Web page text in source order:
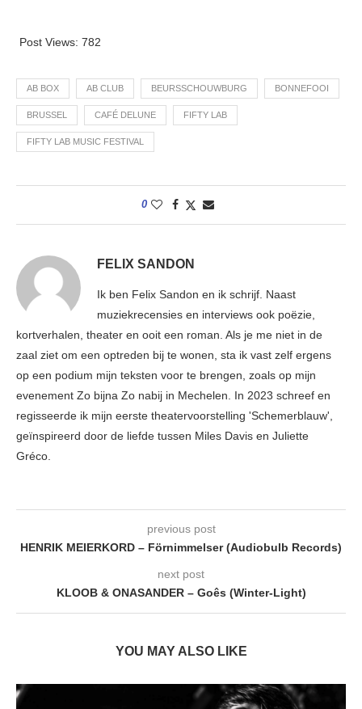
Post Views: 782
AB BOX AB CLUB BEURSSCHOUWBURG BONNEFOOI
BRUSSEL CAFÉ DELUNE FIFTY LAB
FIFTY LAB MUSIC FESTIVAL
0
FELIX SANDON
Ik ben Felix Sandon en ik schrijf. Naast
muziekrecensies en interviews ook poëzie,
kortverhalen, theater en ooit een roman. Als je me niet in de
zaal ziet om een optreden bij te wonen, sta ik vast zelf ergens
op een podium mijn teksten voor te brengen, zoals op mijn
evenement Zo bijna Zo nabij in Mechelen. In 2023 schreef en
regisseerde ik mijn eerste theatervoorstelling 'Schemerblauw',
geïnspireerd door de liefde tussen Miles Davis en Juliette
Gréco.
previous post
HENRIK MEIERKORD – Förnimmelser (Audiobulb Records)
next post
KLOOB & ONASANDER – Goês (Winter-Light)
YOU MAY ALSO LIKE